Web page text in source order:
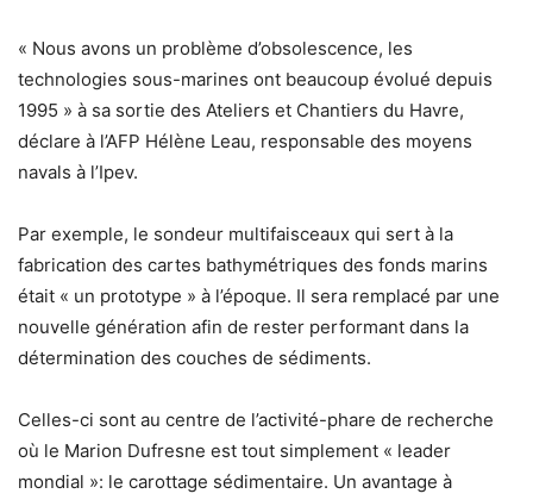
« Nous avons un problème d’obsolescence, les
technologies sous-marines ont beaucoup évolué depuis
1995 » à sa sortie des Ateliers et Chantiers du Havre,
déclare à l’AFP Hélène Leau, responsable des moyens
navals à l’Ipev.
Par exemple, le sondeur multifaisceaux qui sert à la
fabrication des cartes bathymétriques des fonds marins
était « un prototype » à l’époque. Il sera remplacé par une
nouvelle génération afin de rester performant dans la
détermination des couches de sédiments.
Celles-ci sont au centre de l’activité-phare de recherche
où le Marion Dufresne est tout simplement « leader
mondial »: le carottage sédimentaire. Un avantage à